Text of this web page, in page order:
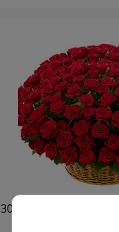
301 червона троянда